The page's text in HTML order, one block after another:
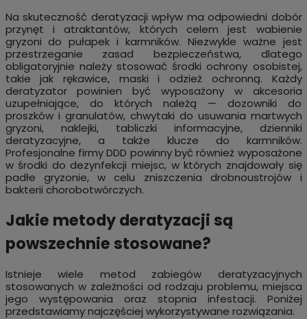
Na skuteczność deratyzacji wpływ ma odpowiedni dobór
przynęt i atraktantów, których celem jest wabienie
gryzoni do pułapek i karmników. Niezwykle ważne jest
przestrzeganie zasad bezpieczeństwa, dlatego
obligatoryjnie należy stosować środki ochrony osobistej,
takie jak rękawice, maski i odzież ochronną. Każdy
deratyzator powinien być wyposażony w akcesoria
uzupełniające, do których należą — dozowniki do
proszków i granulatów, chwytaki do usuwania martwych
gryzoni, naklejki, tabliczki informacyjne, dzienniki
deratyzacyjne, a także klucze do karmników.
Profesjonalne firmy DDD powinny być również wyposażone
w środki do dezynfekcji miejsc, w których znajdowały się
padłe gryzonie, w celu zniszczenia drobnoustrojów i
bakterii chorobotwórczych.
Jakie metody deratyzacji są
powszechnie stosowane?
Istnieje wiele metod zabiegów deratyzacyjnych
stosowanych w zależności od rodzaju problemu, miejsca
jego występowania oraz stopnia infestacji. Poniżej
przedstawiamy najczęściej wykorzystywane rozwiązania.